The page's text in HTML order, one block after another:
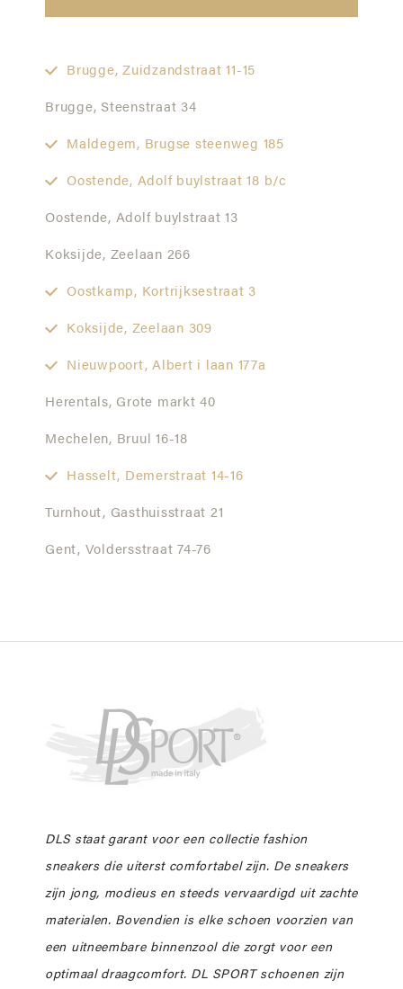
Brugge, Zuidzandstraat 11-15
Brugge, Steenstraat 34
Maldegem, Brugse steenweg 185
Oostende, Adolf buylstraat 18 b/c
Oostende, Adolf buylstraat 13
Koksijde, Zeelaan 266
Oostkamp, Kortrijksestraat 3
Koksijde, Zeelaan 309
Nieuwpoort, Albert i laan 177a
Herentals, Grote markt 40
Mechelen, Bruul 16-18
Hasselt, Demerstraat 14-16
Turnhout, Gasthuisstraat 21
Gent, Voldersstraat 74-76
DLS staat garant voor een collectie fashion
sneakers die uiterst comfortabel zijn. De sneakers
zijn jong, modieus en steeds vervaardigd uit zachte
materialen. Bovendien is elke schoen voorzien van
een uitneembare binnenzool die zorgt voor een
optimaal draagcomfort. DL SPORT schoenen zijn